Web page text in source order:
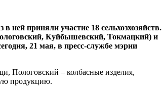
ней приняли участие 18 сельхозхозяйств.
Куйбышевский, Токмацкий) и
21 мая, в пресс-службе мэрии
Пологовский – колбасные изделия,
продукцию.